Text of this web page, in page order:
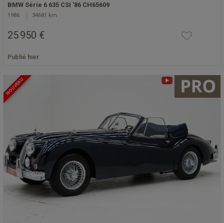
BMW Série 6 635 CSI '86 CH65609
1986 34681 km
25 950 €
Publié hier
NOUVEAU